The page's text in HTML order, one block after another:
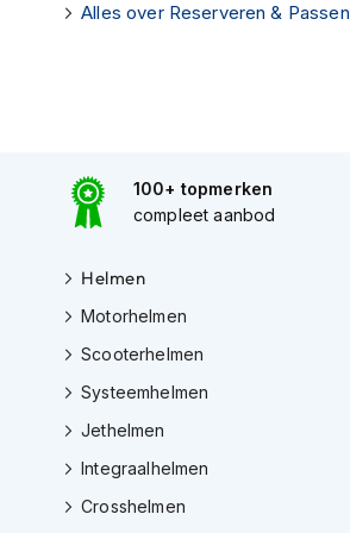
Dames
motorbroeken
motorbroeken
motorbroeken
Leren
motorbroeken
Textiel
motorbroeken
Alles over Reserveren & Passen
100+ topmerken
compleet aanbod
Helmen
Motorhelmen
Scooterhelmen
Systeemhelmen
Jethelmen
Integraalhelmen
Crosshelmen